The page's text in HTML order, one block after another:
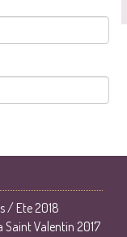
/ Ete 2018
Valentin 2017